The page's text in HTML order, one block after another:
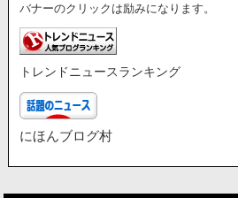
バナーのクリックは励みになります。
トレンドニュースランキング
にほんブログ村